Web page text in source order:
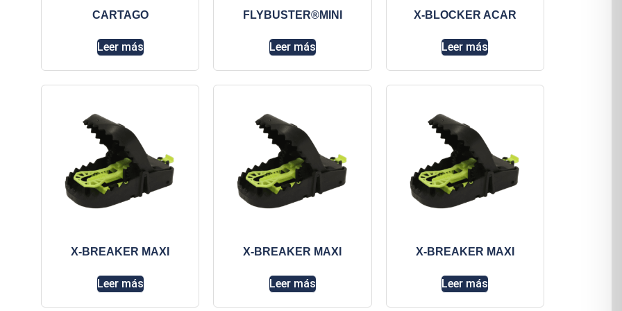
CARTAGO
Leer más
FLYBUSTER®MINI
Leer más
X-BLOCKER ACAR
Leer más
X-BREAKER MAXI
Leer más
X-BREAKER MAXI
Leer más
X-BREAKER MAXI
Leer más